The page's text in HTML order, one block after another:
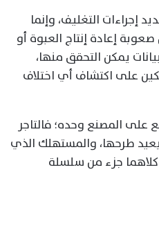
إجراءات التغليف، وإنما
إعادة إنتاج العبوة أو
يمكن التحقق منها،
على اكتشاف أي اختلاف
على المصنع وحده؛ فالتاجر
طرحها، والمستهلك الذي
كلاهما جزء من سلسلة